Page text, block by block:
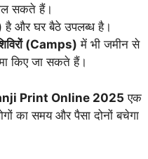
सकते हैं।
है और घर बैठे उपलब्ध है।
(Camps) में भी जमीन से
किए जा सकते हैं।
Print Online 2025 एक
का समय और पैसा दोनों बचेगा